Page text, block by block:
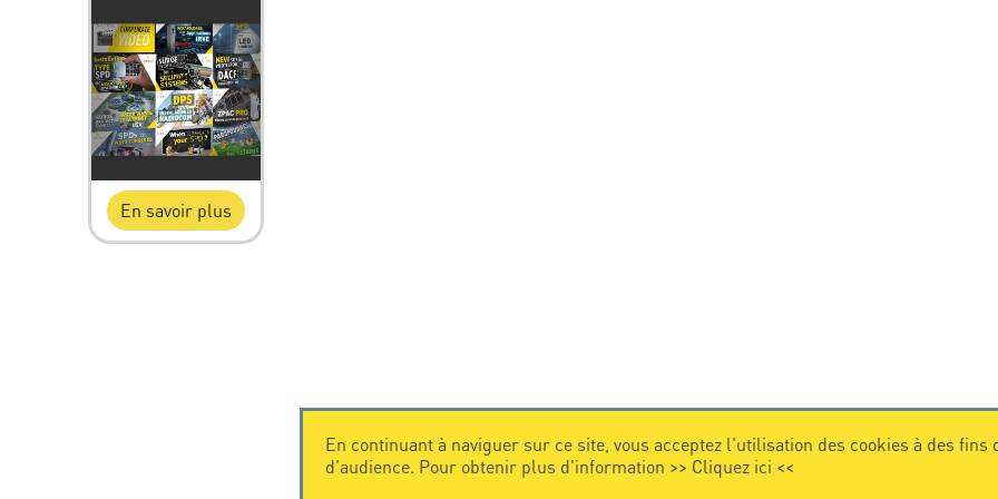
En savoir plus
En continuant à naviguer sur ce site, vous acceptez l'utilisation des cookies à des fins
d'audience. Pour obtenir plus d'information >> Cliquez ici <<